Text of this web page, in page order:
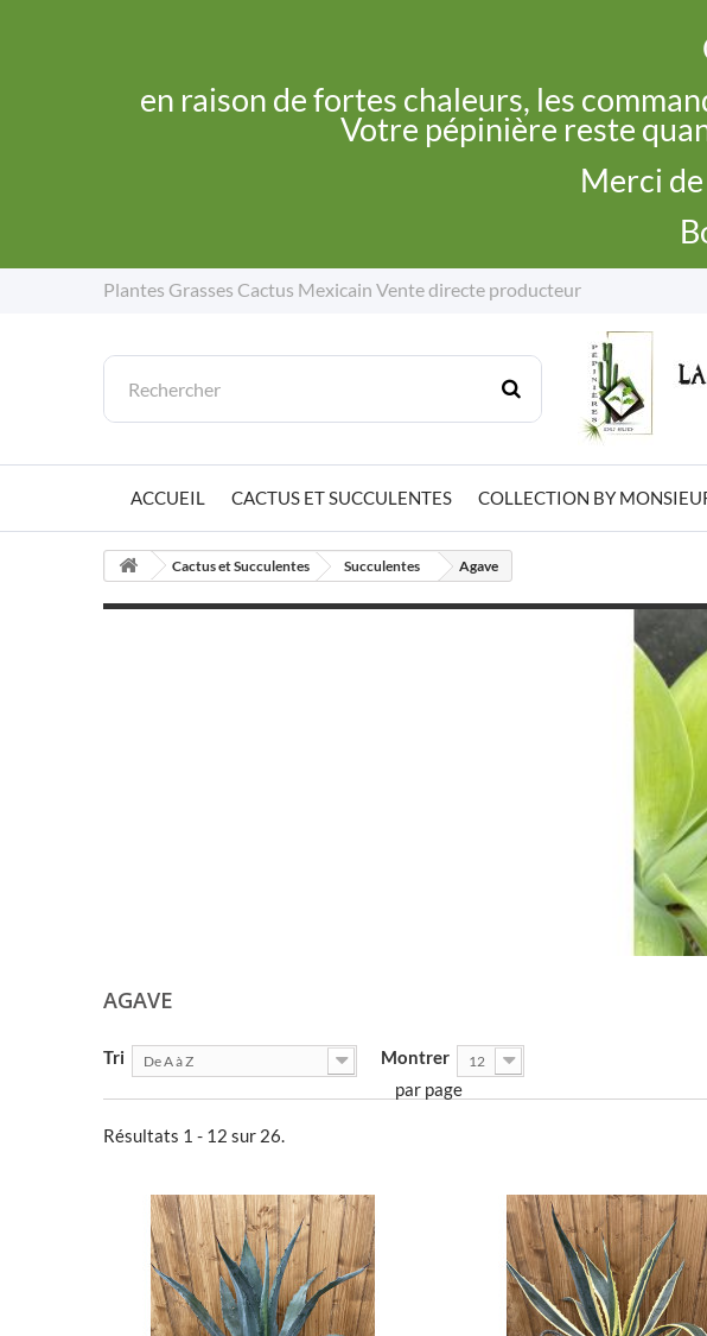
en raison de fortes chaleurs, les
Votre pépinière reste
Merci
Plantes Grasses Cactus Mexicain Vente directe producteur
ACCUEIL CACTUS ET SUCCULENTES COLLECTION BY
Cactus et Succulentes Succulentes Agave
AGAVE
Tri De A à Z Montrer 12
par page
Résultats 1 - 12 sur 26.